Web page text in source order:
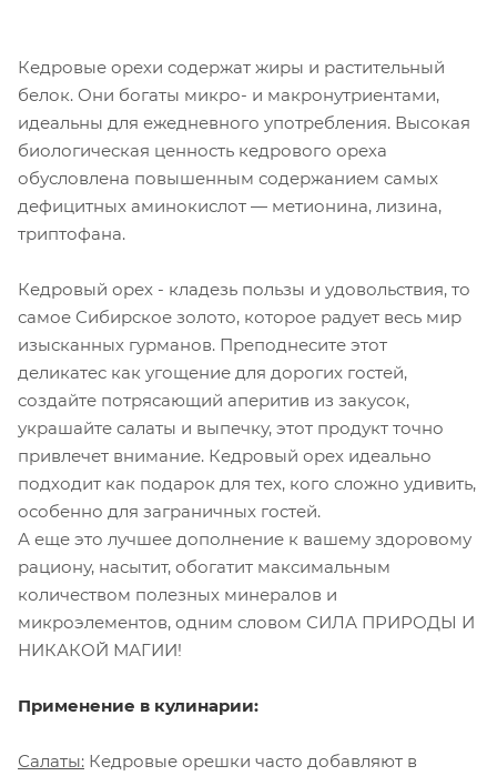
Кедровые орехи содержат жиры и растительный
белок. Они богаты микро- и макронутриентами,
идеальны для ежедневного употребления. Высокая
биологическая ценность кедрового ореха
обусловлена повышенным содержанием самых
дефицитных аминокислот — метионина, лизина,
триптофана.
Кедровый орех - кладезь пользы и удовольствия, то
самое Сибирское золото, которое радует весь мир
изысканных гурманов. Преподнесите этот
деликатес как угощение для дорогих гостей,
создайте потрясающий аперитив из закусок,
украшайте салаты и выпечку, этот продукт точно
привлечет внимание. Кедровый орех идеально
подходит как подарок для тех, кого сложно удивить,
особенно для заграничных гостей.
А еще это лучшее дополнение к вашему здоровому
рациону, насытит, обогатит максимальным
количеством полезных минералов и
микроэлементов, одним словом СИЛА ПРИРОДЫ И
НИКАКОЙ МАГИИ!
Применение в кулинарии:
Салаты: Кедровые орешки часто добавляют в